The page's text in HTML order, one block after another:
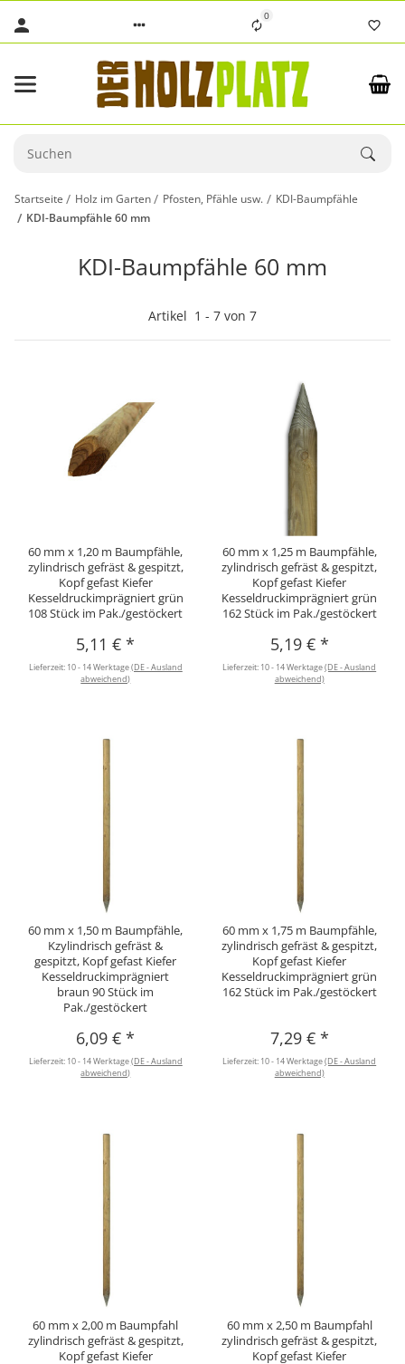
0
Startseite Holz im Garten Pfosten, Pfähle usw.
KDI-Baumpfähle
KDI-Baumpfähle 60 mm
KDI-Baumpfähle 60 mm
Artikel 1 - 7 von 7
60 mm x 1,20 m Baumpfähle,
zylindrisch gefräst & gespitzt,
Kopf gefast Kiefer
Kesseldruckimprägniert grün
108 Stück im Pak./gestöckert
5,11 €*
Lieferzeit: 10 - 14 Werktage(DE - Ausland
abweichend)
60 mm x 1,25 m Baumpfähle,
zylindrisch gefräst & gespitzt,
Kopf gefast Kiefer
Kesseldruckimprägniert grün
162 Stück im Pak./gestöckert
5,19 € *
Lieferzeit: 10 - 14 Werktage(DE - Ausland
abweichend)
60 mm x 1,50 m Baumpfähle,
Kzylindrisch gefräst &
gespitzt, Kopf gefast Kiefer
Kesseldruckimprägniert
braun 90 Stück im
Pak./gestöckert
6,09 €*
Lieferzeit: 10 - 14 Werktage(DE - Ausland
abweichend)
60 mm x 1,75 m Baumpfähle,
zylindrisch gefräst & gespitzt,
Kopf gefast Kiefer
Kesseldruckimprägniert grün
162 Stück im Pak./gestöckert
7,29 € *
Lieferzeit: 10 - 14 Werktage(DE - Ausland
abweichend)
60 mm x 2,00 m Baumpfahl
zylindrisch gefräst & gespitzt,
Kopf gefast Kiefer
60 mm x 2,50 m Baumpfahl
zylindrisch gefräst & gespitzt,
Kopf gefast Kiefer